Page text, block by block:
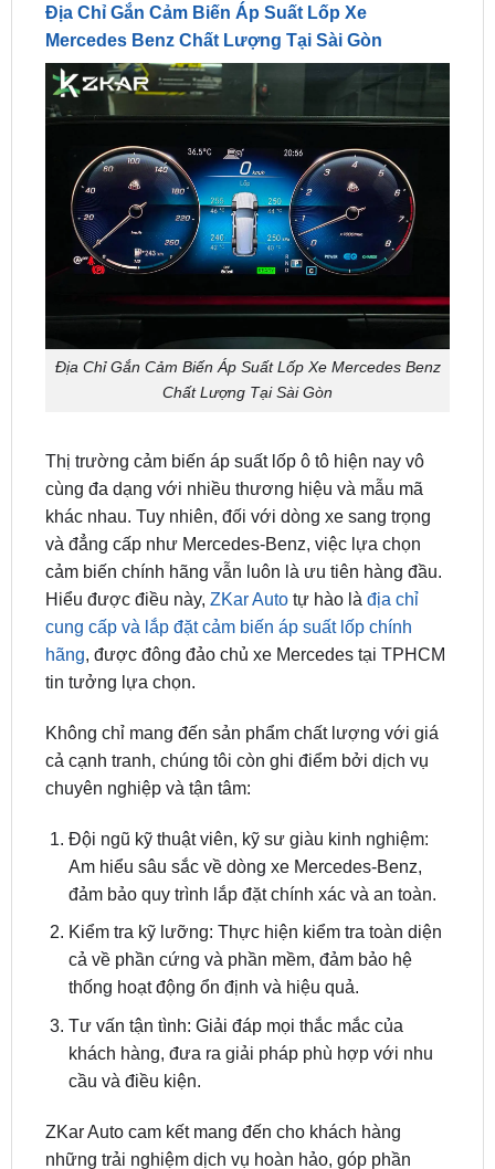
Địa Chỉ Gắn Cảm Biến Áp Suất Lốp Xe Mercedes Benz
Chất Lượng Tại Sài Gòn
Thị trường cảm biến áp suất lốp ô tô hiện nay vô
khác nhau. Tuy nhiên, đối với dòng xe sang trọng
và đẳng cấp như Mercedes-Benz, việc lựa chọn
cảm biến chính hãng vẫn luôn là ưu tiên hàng đầu.
Hiểu được điều này,ZKar Autotự hào làđịa chỉ
cung cấp và lắp đặt cảm biến áp suất lốp chính
hãng , được đông đảo chủ xe Mercedes tại TPHCM
tin tưởng lựa chọn.
Không chỉ mang đến sản phẩm chất lượng với giá
chuyên nghiệp và tận tâm:
Đội ngũ kỹ thuật viên, kỹ sư giàu kinh nghiệm:
đảm bảo quy trình lắp đặt chính xác và an toàn.
Kiểm tra kỹ lưỡng: Thực hiện kiểm tra toàn diện
cả về phần cứng và phần mềm, đảm bảo hệ
thống hoạt động ổn định và hiệu quả.
Tư vấn tận tình: Giải đáp mọi thắc mắc của
khách hàng, đưa ra giải pháp phù hợp với nhu
cầu và điều kiện.
ZKar Auto cam kết mang đến cho khách hàng
nâng cao sự an toàn và tiện nghi cho mỗi hành
trình cùng “xế cưng” Mercedes-Benz.